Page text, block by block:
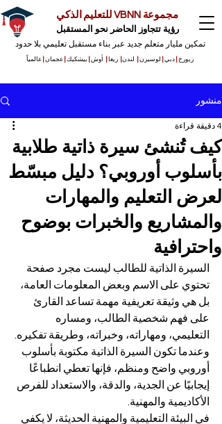
مجموعة VBNN للتعليم الذكي
رؤية تتجاوز الحاضر نحو المستقبل
تمكين مليار متعلم جديد عبر بناء مستقبل تعليمي بلا حدود
زيورخ دبي لوسيرن لندن ريغا أوش بيشكيك عجمان |عالمياً
منشور
كيف تُنشئ سيرة ذاتية طلابية
بأسلوب أوروبي؟ دليل مبسّط
لعرض التعليم والمهارات
والمشاريع والخبرات بوضوح
واحترافية
4 دقيقة قراءة
السيرة الذاتية للطالب ليست مجرد صفحة
تحتوي على الاسم وبعض المعلومات العامة،
بل هي وثيقة تعريفية مهمة تساعد القارئ
على فهم شخصية الطالب، ومساره
التعليمي، ومهاراته، وخبراته، وطريقة تفكيره.
وعندما تكون السيرة الذاتية مكتوبة بأسلوب
أوروبي واضح ومنظم، فإنها تعطي انطباعًا
إيجابيًا عن الجدية، والدقة، والاستعداد للفرص
الأكاديمية والمهنية.
في البيئة التعليمية والمهنية الحديثة، لا يكفي